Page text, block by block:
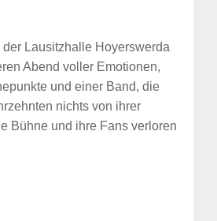
Lausitzhalle Hoyerswerda
Abend voller Emotionen,
und einer Band, die
nichts von ihrer
Bühne und ihre Fans verloren